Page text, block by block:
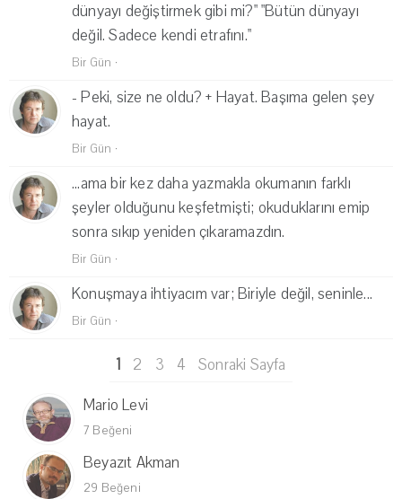
dünyayı değiştirmek gibi mi?" "Bütün dünyayı
değil. Sadece kendi etrafını."
Bir Gün ·
- Peki, size ne oldu? + Hayat. Başıma gelen şey
hayat.
Bir Gün ·
...ama bir kez daha yazmakla okumanın farklı
şeyler olduğunu keşfetmişti; okuduklarını emip
sonra sıkıp yeniden çıkaramazdın.
Bir Gün ·
Konuşmaya ihtiyacım var; Biriyle değil, seninle...
Bir Gün ·
1 2 3 4
Sonraki Sayfa
Mario Levi
7 Beğeni
Beyazıt Akman
29 Beğeni